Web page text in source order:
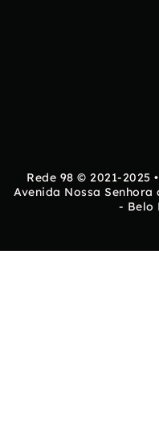
Rede 98 © 2021-2025
Avenida Nossa Senhora
- Belo